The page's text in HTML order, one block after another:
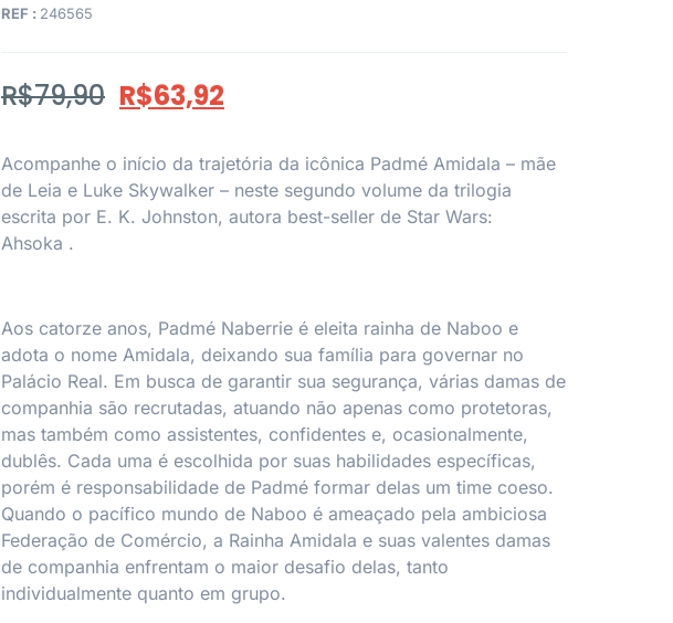
REF : 246565
R$79,90 R$63,92
Acompanhe o início da trajetória da icônica Padmé Amidala – mãe
de Leia e Luke Skywalker – neste segundo volume da trilogia
escrita por E. K. Johnston, autora best-seller de Star Wars:
Ahsoka .
Aos catorze anos, Padmé Naberrie é eleita rainha de Naboo e
adota o nome Amidala, deixando sua família para governar no
Palácio Real. Em busca de garantir sua segurança, várias damas de
companhia são recrutadas, atuando não apenas como protetoras,
mas também como assistentes, confidentes e, ocasionalmente,
dublês. Cada uma é escolhida por suas habilidades específicas,
porém é responsabilidade de Padmé formar delas um time coeso.
Quando o pacífico mundo de Naboo é ameaçado pela ambiciosa
Federação de Comércio, a Rainha Amidala e suas valentes damas
de companhia enfrentam o maior desafio delas, tanto
individualmente quanto em grupo.